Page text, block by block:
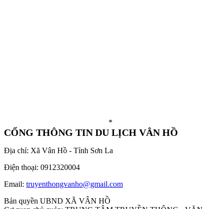
*
CỔNG THÔNG TIN DU LỊCH VÂN HỒ
Địa chỉ: Xã Vân Hồ - Tỉnh Sơn La
Điện thoại: 0912320004
Email: truyenthongvanho@gmail.com
Bản quyền UBND XÃ VÂN HỒ